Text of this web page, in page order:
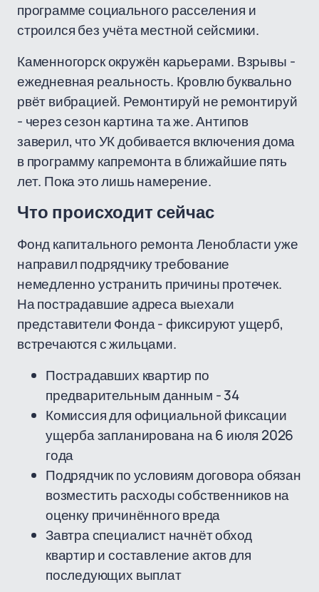
программе социального расселения и
строился без учёта местной сейсмики.
Каменногорск окружён карьерами. Взрывы -
ежедневная реальность. Кровлю буквально
рвёт вибрацией. Ремонтируй не ремонтируй
- через сезон картина та же. Антипов
заверил, что УК добивается включения дома
в программу капремонта в ближайшие пять
лет. Пока это лишь намерение.
Что происходит сейчас
Фонд капитального ремонта Ленобласти уже
направил подрядчику требование
немедленно устранить причины протечек.
На пострадавшие адреса выехали
представители Фонда - фиксируют ущерб,
встречаются с жильцами.
Пострадавших квартир по
предварительным данным - 34
Комиссия для официальной фиксации
ущерба запланирована на 6 июля 2026
года
Подрядчик по условиям договора обязан
возместить расходы собственников на
оценку причинённого вреда
Завтра специалист начнёт обход
квартир и составление актов для
последующих выплат